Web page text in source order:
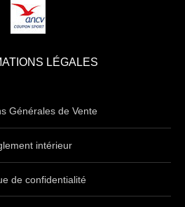
LÉGALES
Générales de Vente
intérieur
de confidentialité